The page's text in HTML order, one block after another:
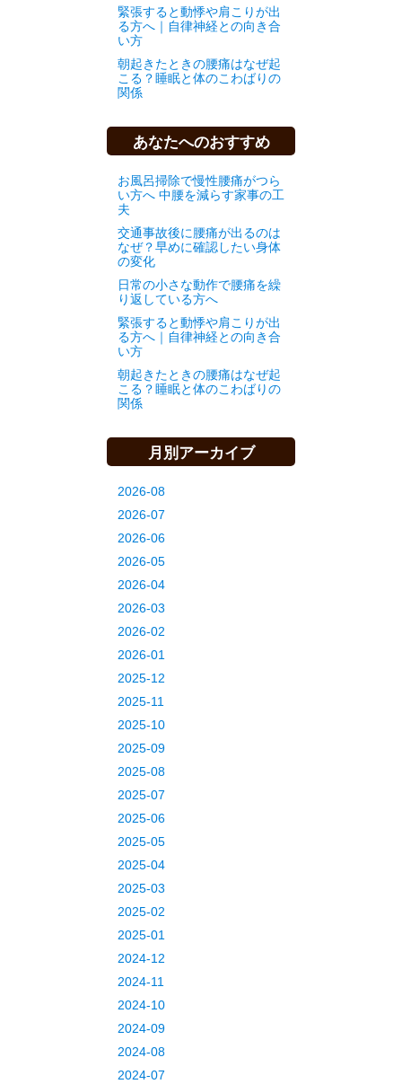
緊張すると動悸や肩こりが出
る方へ｜自律神経との向き合
い方
朝起きたときの腰痛はなぜ起
こる？睡眠と体のこわばりの
関係
あなたへのおすすめ
お風呂掃除で慢性腰痛がつら
い方へ 中腰を減らす家事の工
夫
交通事故後に腰痛が出るのは
なぜ？早めに確認したい身体
の変化
日常の小さな動作で腰痛を繰
り返している方へ
緊張すると動悸や肩こりが出
る方へ｜自律神経との向き合
い方
朝起きたときの腰痛はなぜ起
こる？睡眠と体のこわばりの
関係
月別アーカイブ
2026-08
2026-07
2026-06
2026-05
2026-04
2026-03
2026-02
2026-01
2025-12
2025-11
2025-10
2025-09
2025-08
2025-07
2025-06
2025-05
2025-04
2025-03
2025-02
2025-01
2024-12
2024-11
2024-10
2024-09
2024-08
2024-07